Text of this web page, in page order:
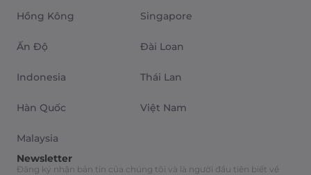
Hồng Kông
Ấn Độ
Indonesia
Hàn Quốc
Malaysia
Singapore
Đài Loan
Thái Lan
Việt Nam
Newsletter
Đăng ký nhận bản tin của chúng tôi và là người đầu tiên biết về